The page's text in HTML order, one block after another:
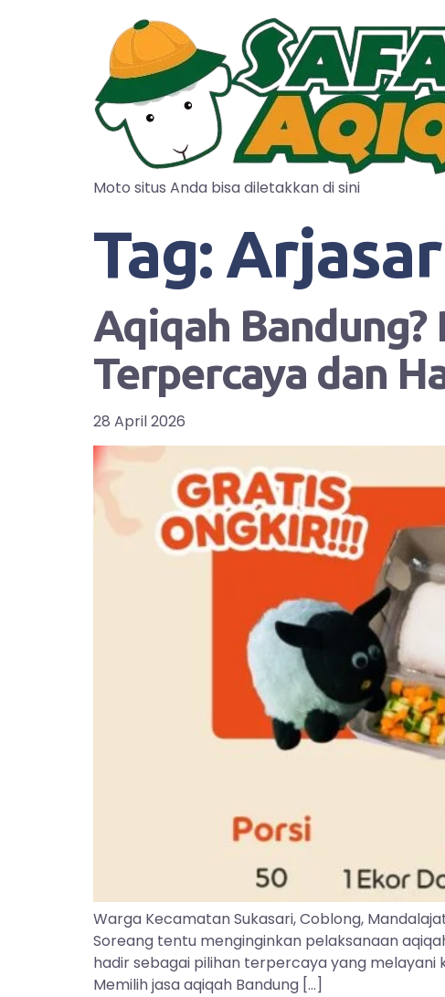
Moto situs Anda bisa diletakkan di sini
Tag:
Aqiqah
Terpercaya dan
28 April 2026
Warga Kecamatan Sukasari, Coblong,
Soreang tentu menginginkan pelaksanaan
hadir sebagai pilihan terpercaya yang melayani
Memilih jasa aqiqah Bandung […]